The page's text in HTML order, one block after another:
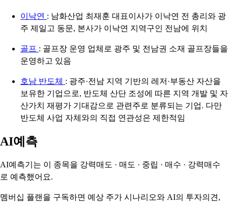
이낙연 : 남화산업 최재훈 대표이사가 이낙연 전 총리와 광
주 제일고 동문, 본사가 이낙연 지역구인 전남에 위치
골프 : 골프장 운영 업체로 광주 및 전남권 소재 골프장들을
운영하고 있음
호남 반도체 : 광주·전남 지역 기반의 레저·부동산 자산을
보유한 기업으로, 반도체 산단 조성에 따른 지역 개발 및 자
산가치 재평가 기대감으로 관련주로 분류되는 기업. 다만
반도체 사업 자체와의 직접 연관성은 제한적임
AI예측
AI예측기는 이 종목을 강력매도 · 매도 · 중립 · 매수 · 강력매수
로 예측했어요.
멤버십 플랜을 구독하면 예상 주가 시나리오와 AI의 투자의견,